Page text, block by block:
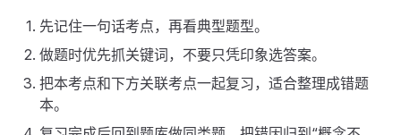
先记住一句话考点，再看典型题型。
做题时优先抓关键词，不要只凭印象选答案。
把本考点和下方关联考点一起复习，适合整理成错题
本。